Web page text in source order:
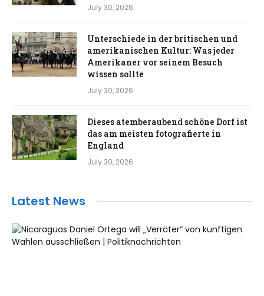
July 30, 2026
Unterschiede in der britischen und
amerikanischen Kultur: Was jeder
Amerikaner vor seinem Besuch
wissen sollte
July 30, 2026
Dieses atemberaubend schöne Dorf ist
das am meisten fotografierte in
England
July 30, 2026
Latest News